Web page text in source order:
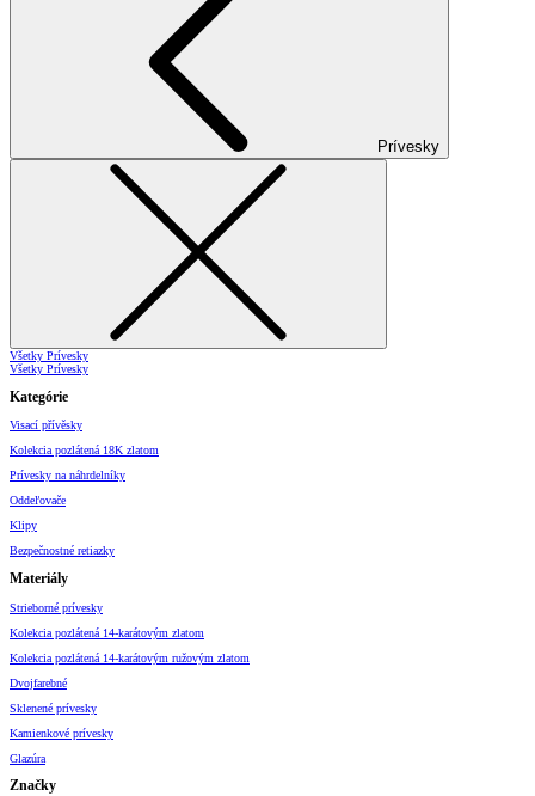
Prívesky
Všetky Prívesky
Všetky Prívesky
Kategórie
Visací přívěsky
Kolekcia pozlátená 18K zlatom
Prívesky na náhrdelníky
Oddeľovače
Klipy
Bezpečnostné retiazky
Materiály
Strieborné prívesky
Kolekcia pozlátená 14-karátovým zlatom
Kolekcia pozlátená 14-karátovým ružovým zlatom
Dvojfarebné
Sklenené prívesky
Kamienkové prívesky
Glazúra
Značky